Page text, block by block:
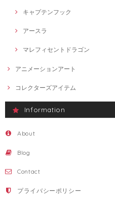
キャプテンフック
アースラ
マレフィセントドラゴン
アニメーションアート
コレクターズアイテム
Information
About
Blog
Contact
プライバシーポリシー